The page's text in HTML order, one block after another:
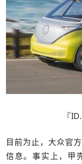
『
目前为止，大众官
信息。事实上，甲